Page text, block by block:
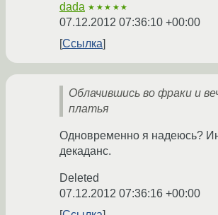
dada ★★★★★
07.12.2012 07:36:10 +00:00
Ссылка
Облачившись во фраки и
платья
Одновременно я надеюсь?
декаданс.
Deleted
07.12.2012 07:36:16 +00:00